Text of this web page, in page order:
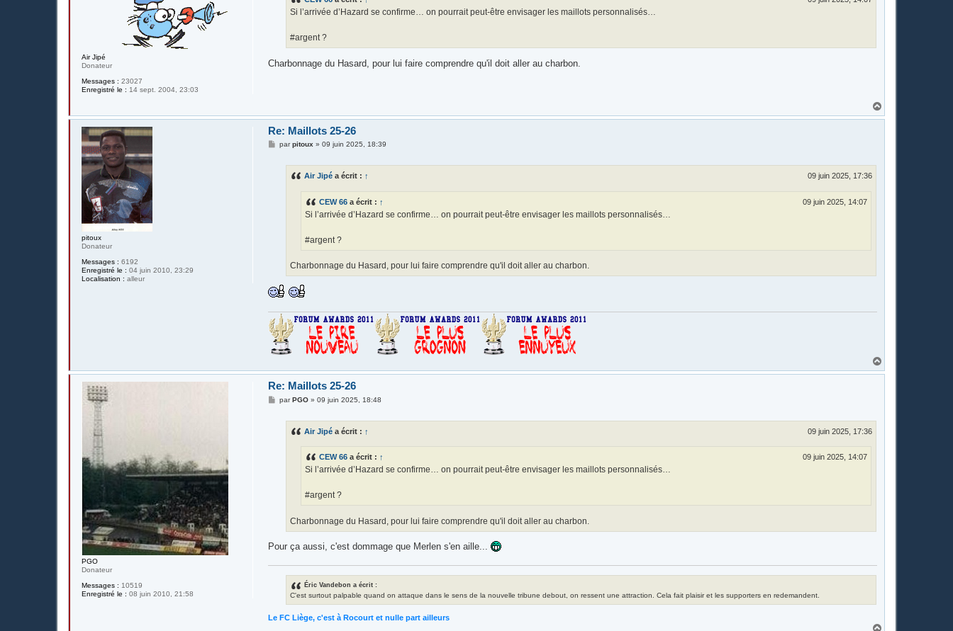
Air Jipé
Donateur
Messages : 23027
Enregistré le : 14 sept. 2004, 23:03
Si l’arrivée d’Hazard se confirme… on pourrait peut-être envisager les maillots personnalisés…
#argent ?
Charbonnage du Hasard, pour lui faire comprendre qu'il doit aller au charbon.
a
pitoux
Donateur
Messages : 6192
Enregistré le : 04 juin 2010, 23:29
Localisation : alleur
Re: Maillots 25-26
Mparpitoux »09 juin 2025, 18:39
Air Jipé a écrit : ↑ 09 juin 2025, 17:36
CEW 66 a écrit : ↑ 09 juin 2025, 14:07
Si l’arrivée d’Hazard se confirme… on pourrait peut-être envisager les maillots personnalisés…
#argent ?
Charbonnage du Hasard, pour lui faire comprendre qu'il doit aller au charbon.
a
PGO
Donateur
Messages : 10519
Enregistré le : 08 juin 2010, 21:58
Re: Maillots 25-26
MparPGO »09 juin 2025, 18:48
Air Jipé a écrit : ↑ 09 juin 2025, 17:36
CEW 66 a écrit : ↑ 09 juin 2025, 14:07
Si l’arrivée d’Hazard se confirme… on pourrait peut-être envisager les maillots personnalisés…
#argent ?
Charbonnage du Hasard, pour lui faire comprendre qu'il doit aller au charbon.
Pour ça aussi, c'est dommage que Merlen s'en aille...
Éric Vandebon a écrit :
C'est surtout palpable quand on attaque dans le sens de la nouvelle tribune debout, on ressent une attraction. Cela fait plaisir et les supporters en redemandent.
Le FC Liège, c'est à Rocourt et nulle part ailleurs